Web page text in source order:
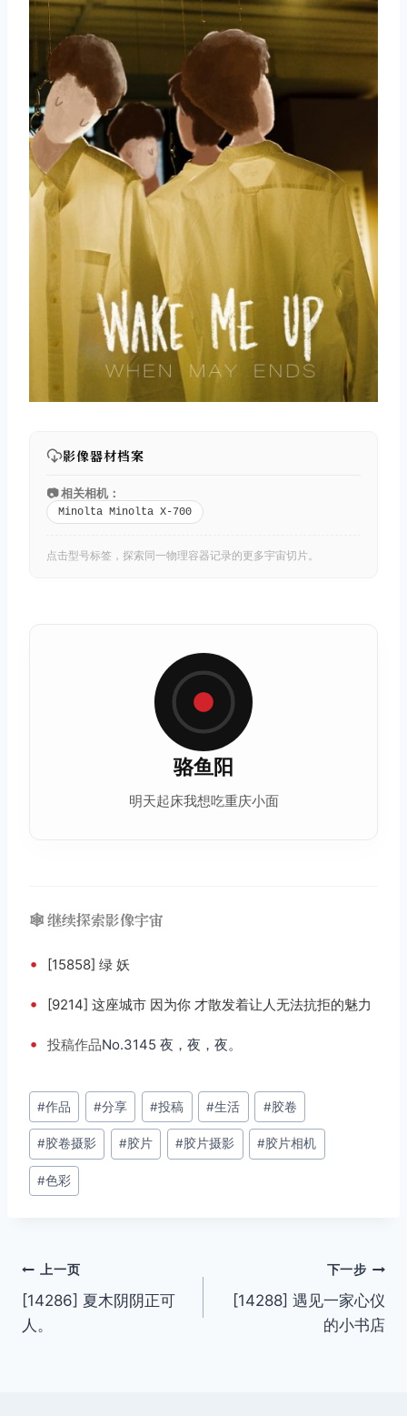
影像器材档案
📷 相关相机：
Minolta Minolta X-700
点击型号标签，探索同一物理容器记录的更多宇宙切片。
骆鱼阳
明天起床我想吃重庆小面
🕸️ 继续探索影像宇宙
• [15858] 绿 妖
• [9214] 这座城市 因为你 才散发着让人无法抗拒的魅力
• 投稿作品No.3145 夜，夜，夜。
文
章
标
签：
#作品 #分享 #投稿 #生活 #胶卷
#胶卷摄影 #胶片 #胶片摄影 #胶片相机
#色彩
文
章
上一页
[14286] 夏木阴阴正可
人。
下一步
[14288] 遇见一家心仪
的小书店